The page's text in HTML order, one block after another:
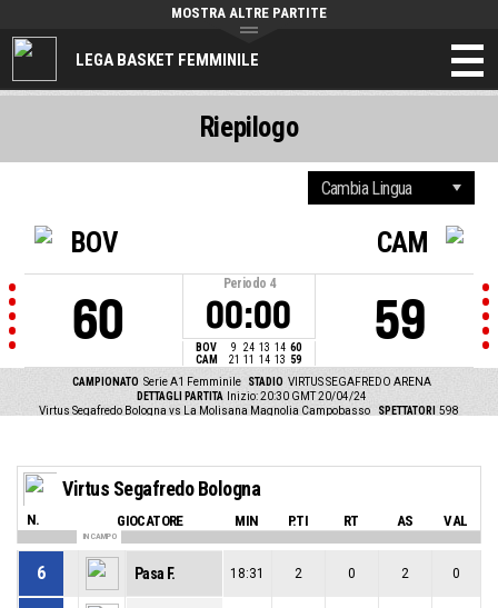
LEGA BASKET FEMMINILE
MOSTRA ALTRE PARTITE
BOV
60
Periodo 4
00:00
BOV 9 24 13 14 60
CAM
21 11 14 13 59
CAM
59
CAMPIONATO Serie A1 Femminile STADIO VIRTUS SEGAFREDO ARENA
DETTAGLI PARTITA
Inizio: 20:30 GMT 20/04/24
Virtus Segafredo Bologna vs La Molisana Magnolia Campobasso
SPETTATORI 598
Riepilogo
Virtus Segafredo Bologna
N. GIOCATORE MIN P.TI RT AS VAL
IN CAMPO
6 Pasa F. 18:31 2 0 2 0